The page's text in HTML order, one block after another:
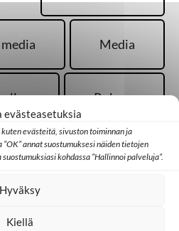
evästeasetuksia
evästeitä, sivuston toiminnan ja
annat suostumuksesi näiden tietojen
kohdassa ”Hallinnoi palveluja”.
Hyväksy
Kiellä
Media
Rukous
Sansa